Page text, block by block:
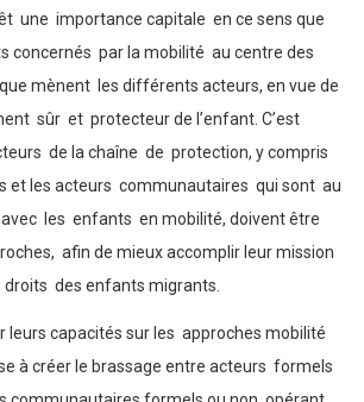
une importance capitale en ce sens que
concernés par la mobilité au centre des
mènent les différents acteurs, en vue de
sûr et protecteur de l’enfant. C’est
de la chaîne de protection, y compris
et les acteurs communautaires qui sont au
les enfants en mobilité, doivent être
afin de mieux accomplir leur mission
des enfants migrants.
leurs capacités sur les approches mobilité
à créer le brassage entre acteurs formels